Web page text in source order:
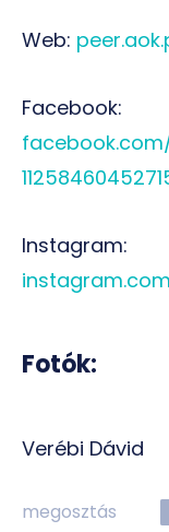
Web:
Facebook:
Instagram:
Fotók:
Verébi Dávid
megosztás